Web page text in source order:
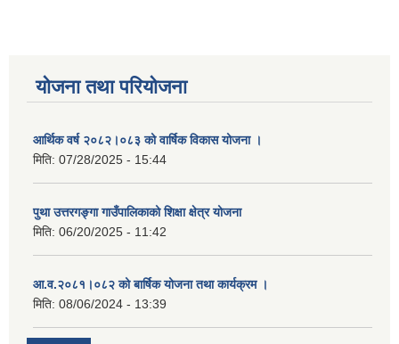
योजना तथा परियोजना
आर्थिक वर्ष २०८२।०८३ को वार्षिक विकास योजना ।
मिति: 07/28/2025 - 15:44
पुथा उत्तरगङ्गा गाउँपालिकाको शिक्षा क्षेत्र योजना
मिति: 06/20/2025 - 11:42
आ.व.२०८१।०८२ को बार्षिक योजना तथा कार्यक्रम ।
मिति: 08/06/2024 - 13:39